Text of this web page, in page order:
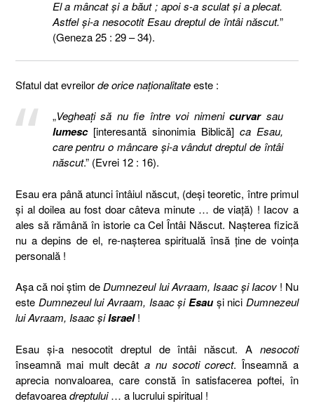
El a mâncat şi a băut ; apoi s-a sculat şi a plecat.
Astfel şi-a nesocotit Esau dreptul de întâi născut.”
(Geneza 25 : 29 – 34).
Sfatul dat evreilorde orice naţionalitateeste :
„Vegheaţi să nu fie între voi nimeni curvarsau
lumesc [interesantă sinonimia Biblică] ca Esau,
care pentru o mâncare şi-a vândut dreptul de întâi
născut.” (Evrei 12 : 16).
Esau era până atunci întâiul născut, (deşi teoretic, între primul
şi al doilea au fost doar câteva minute … de viaţă) ! Iacov a
ales să rămână în istorie ca Cel Întâi Născut. Naşterea fizică
nu a depins de el, re-naşterea spirituală însă ţine de voinţa
personală !
Aşa că noi ştim deDumnezeul lui Avraam, Isaac şi Iacov ! Nu
este Dumnezeul lui Avraam, Isaac şiEsauşi niciDumnezeul
lui Avraam, Isaac şiIsrael!
Esau şi-a nesocotit dreptul de întâi născut. A nesocoti
înseamnă mai mult decâta nu socoti corect. Înseamnă a
aprecia nonvaloarea, care constă în satisfacerea poftei, în
defavoareadreptului… a lucrului spiritual !